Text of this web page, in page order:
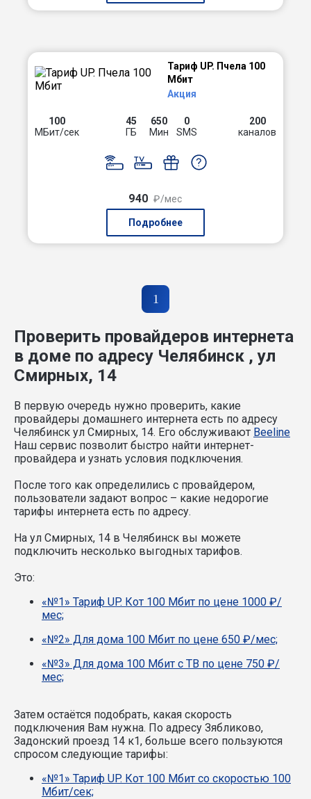
Тариф UP. Пчела 100
Мбит
Акция
100
МБит/сек
45
ГБ
650
Мин
0
SMS
200
каналов
940 ₽/мес
Подробнее
1
Проверить провайдеров интернета
в доме по адресу Челябинск , ул
Смирных, 14
В первую очередь нужно проверить, какие
провайдеры домашнего интернета есть по адресу
Челябинск ул Смирных, 14. Его обслуживают Beeline
Наш сервис позволит быстро найти интернет-
провайдера и узнать условия подключения.
После того как определились с провайдером,
пользователи задают вопрос – какие недорогие
тарифы интернета есть по адресу.
На ул Смирных, 14 в Челябинск вы можете
подключить несколько выгодных тарифов.
Это:
«№1» Тариф UP. Кот 100 Мбит по цене 1000 ₽/
мес;
«№2» Для дома 100 Мбит по цене 650 ₽/мес;
«№3» Для дома 100 Мбит с ТВ по цене 750 ₽/
мес;
Затем остаётся подобрать, какая скорость
подключения Вам нужна. По адресу Зябликово,
Задонский проезд 14 к1, больше всего пользуются
спросом следующие тарифы:
«№1» Тариф UP. Кот 100 Мбит со скоростью 100
Мбит/сек;